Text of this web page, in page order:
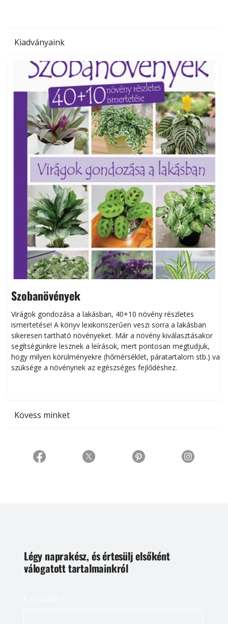
Kiadványaink
Szobanövények
Virágok gondozása a lakásban, 40+10 növény részletes
ismertetése! A könyv lexikonszerűen veszi sorra a lakásban
sikeresen tart­ha­tó növényeket. Már a növény kiválasztásakor
segítségünkre lesznek a leírások, mert pontosan megtudjuk,
hogy milyen körülményekre (hőmérséklet, páratartalom stb.) van
szüksége a növénynek az egészséges fejlődéshez.
Kövess minket
Légy naprakész, és értesülj elsőként
válogatott tartalmainkról